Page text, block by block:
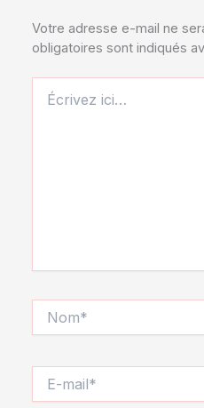
Votre adresse e-mail ne
obligatoires sont indiqués
ici…
mail*